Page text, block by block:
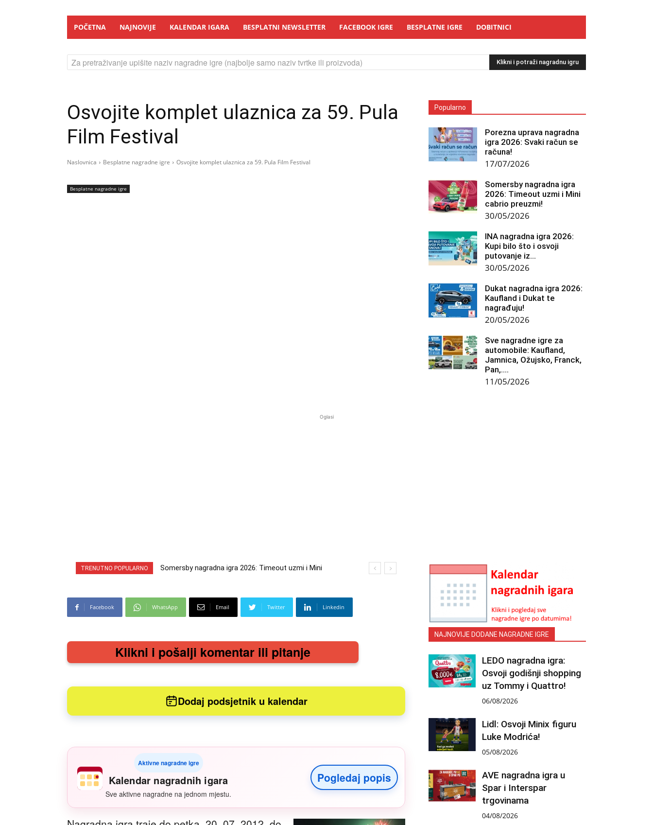
POČETNA NAJNOVIJE KALENDAR IGARA BESPLATNI NEWSLETTER FACEBOOK IGRE BESPLATNE IGRE DOBITNICI
Za pretraživanje upišite naziv nagradne igre (najbolje samo naziv tvrtke ili proizvoda) Klikni i potraži nagradnu igru
Osvojite komplet ulaznica za 59. Pula
Film Festival
Naslovnica Besplatne nagradne igre Osvojite komplet ulaznica za 59. Pula Film Festival
Besplatne nagradne igre
Popularno
Porezna uprava nagradna
igra 2026: Svaki račun se
računa!
17/07/2026
Somersby nagradna igra
2026: Timeout uzmi i Mini
cabrio preuzmi!
30/05/2026
INA nagradna igra 2026:
Kupi bilo što i osvoji
putovanje iz...
30/05/2026
Dukat nagradna igra 2026:
Kaufland i Dukat te
nagrađuju!
20/05/2026
Sve nagradne igre za
automobile: Kaufland,
Jamnica, Ožujsko, Franck,
Pan,….
11/05/2026
Oglasi
TRENUTNO POPULARNO
Somersby nagradna igra 2026: Timeout uzmi i Mini
INA nagradna igra 2026: Kupi bilo što i osvoji putovanje
Facebook WhatsApp Email Twitter Linkedin
Klikni i pošalji komentar ili pitanje
Dodaj podsjetnik u kalendar
Aktivne nagradne igre
Kalendar nagradnih igara
Sve aktivne nagradne na jednom mjestu.
Pogledaj popis
NAJNOVIJE DODANE NAGRADNE IGRE
LEDO nagradna igra:
Osvoji godišnji shopping
uz Tommy i Quattro!
06/08/2026
Lidl: Osvoji Minix figuru
Luke Modrića!
05/08/2026
AVE nagradna igra u
Spar i Interspar
trgovinama
04/08/2026